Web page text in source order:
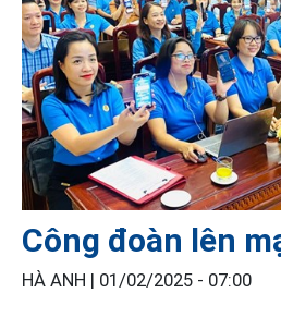
Công đoàn lên
HÀ ANH | 01/02/2025 - 07:00